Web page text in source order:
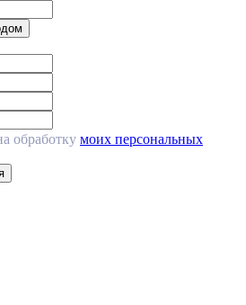
обработку моих персональных